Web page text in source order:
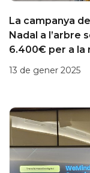
La campanya
Nadal a l’arbre
6.400€ per a la
13 de gener 2025